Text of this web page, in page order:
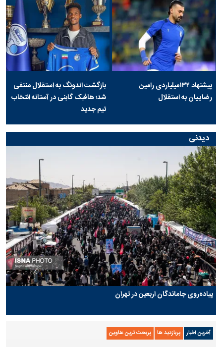
پیشنهاد ۱۳۲میلیاردی رامین
رضاییان به استقلال
بازگشت اندونگ به استقلال منتفی
شد؛ هافبک گابنی در آستانه انتخاب
تیم جدید
دیدنی
پیاده‌روی جاماندگان اربعین در تهران
آخرین اخبار پربازدید ها پربحث ترین عناوین